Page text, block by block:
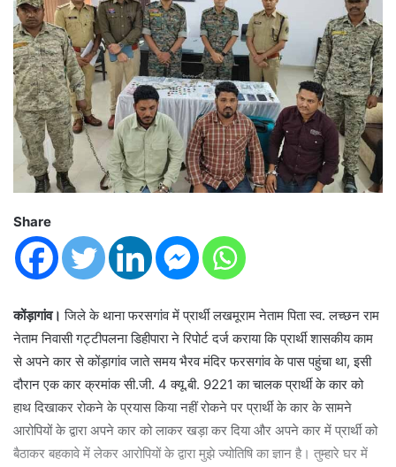
Share
कोंड़ागांव। जिले के थाना फरसगांव में प्रार्थी लखमूराम नेताम पिता स्व. लच्छन राम
नेताम निवासी गट्टीपलना डिहीपारा ने रिपोर्ट दर्ज कराया कि प्रार्थी शासकीय काम
से अपने कार से कोंड़ागांव जाते समय भैरव मंदिर फरसगांव के पास पहुंचा था, इसी
दौरान एक कार क्रमांक सी.जी. 4 क्यू.बी. 9221 का चालक प्रार्थी के कार को
हाथ दिखाकर रोकने के प्रयास किया नहीं रोकने पर प्रार्थी के कार के सामने
आरोपियों के द्वारा अपने कार को लाकर खड़ा कर दिया और अपने कार में प्रार्थी को
बैठाकर बहकावे में लेकर आरोपियों के द्वारा मुझे ज्योतिषि का ज्ञान है। तुम्हारे घर में